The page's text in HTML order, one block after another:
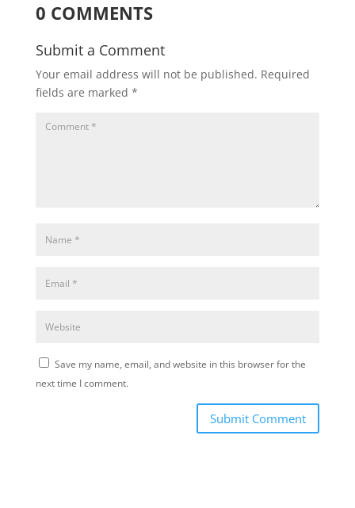
0 COMMENTS
Submit a Comment
Your email address will not be published. Required
fields are marked *
Save my name, email, and website in this browser for the
next time I comment.
Submit Comment